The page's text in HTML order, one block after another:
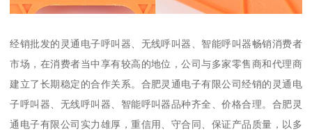
经销批发的灵通电子呼叫器、无线呼叫器、智能呼叫器畅销消费者
市场，在消费者当中享有较高的地位，公司与多家零售商和代理商
建立了长期稳定的合作关系。合肥灵通电子有限公司经销的灵通电
子呼叫器、无线呼叫器、智能呼叫器品种齐全、价格合理。合肥灵
通电子有限公司实力雄厚，重信用、守合同、保证产品质量，以多